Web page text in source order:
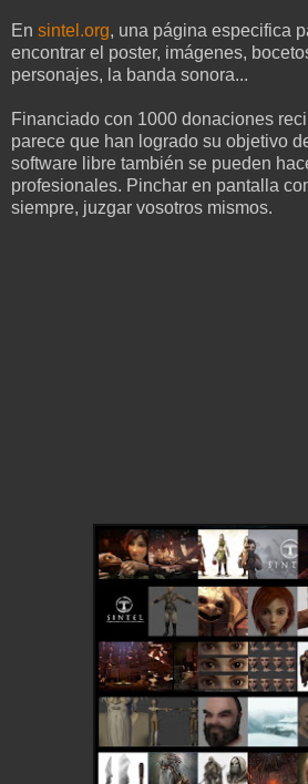
En sintel.org, una página especifica
encontrar el poster, imágenes,
personajes, la banda sonora...
Financiado con 1000 donaciones
parece que han logrado su objetivo
software libre también se pueden
profesionales. Pinchar en pantalla
siempre, juzgar vosotros mismos.